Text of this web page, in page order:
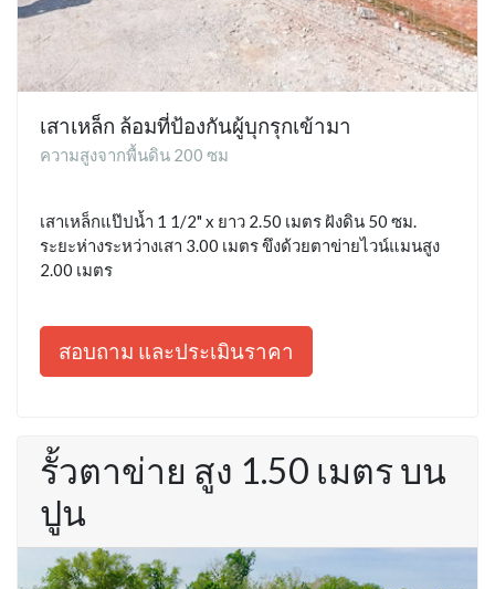
เสาเหล็ก ล้อมที่ป้องกันผู้บุกรุกเข้ามา
ความสูงจากพื้นดิน 200 ซม
เสาเหล็กแป๊ปน้ำ 1 1/2" x ยาว 2.50 เมตร ฝังดิน 50 ซม.
ระยะห่างระหว่างเสา 3.00 เมตร ขึงด้วยตาข่ายไวน์แมนสูง
2.00 เมตร
สอบถาม และประเมินราคา
รั้วตาข่าย สูง 1.50 เมตร บน
ปูน